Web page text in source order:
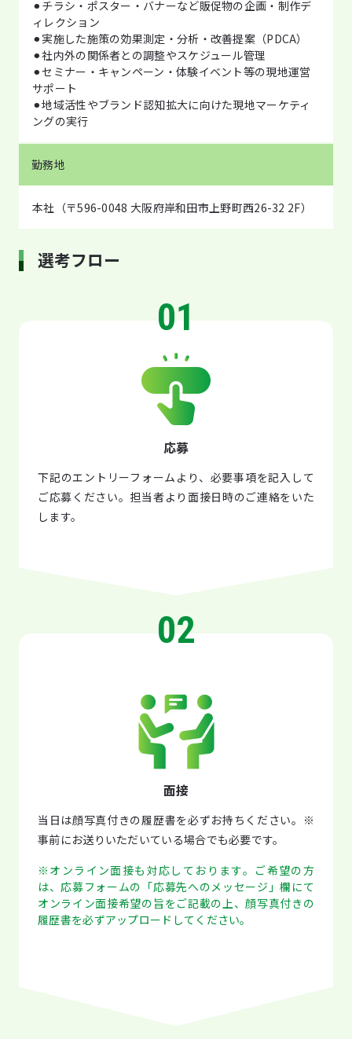
⚫︎チラシ・ポスター・バナーなど販促物の企画・制作デ
ィレクション
⚫︎実施した施策の効果測定・分析・改善提案（PDCA）
⚫︎社内外の関係者との調整やスケジュール管理
⚫︎セミナー・キャンペーン・体験イベント等の現地運営
サポート
⚫︎地域活性やブランド認知拡大に向けた現地マーケティ
ングの実行
勤務地
本社（〒596-0048 大阪府岸和田市上野町西26-32 2F）
選考フロー
01
応募
下記のエントリーフォームより、必要事項を記入して
ご応募ください。担当者より面接日時のご連絡をいた
します。
02
面接
当日は顔写真付きの履歴書を必ずお持ちください。※
事前にお送りいただいている場合でも必要です。
※オンライン面接も対応しております。ご希望の方
は、応募フォームの「応募先へのメッセージ」欄にて
オンライン面接希望の旨をご記載の上、顔写真付きの
履歴書を必ずアップロードしてください。